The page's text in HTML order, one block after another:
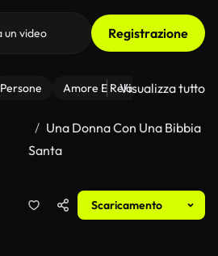
Registrazione
Persone Amore E Relazioni Il
Visualizza tutto
Una Donna Con Una Bibbia
Santa
Scaricamento